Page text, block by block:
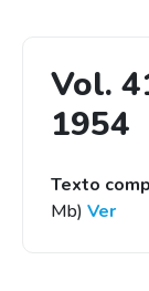
Vol.
1954
Texto
Mb) Ver